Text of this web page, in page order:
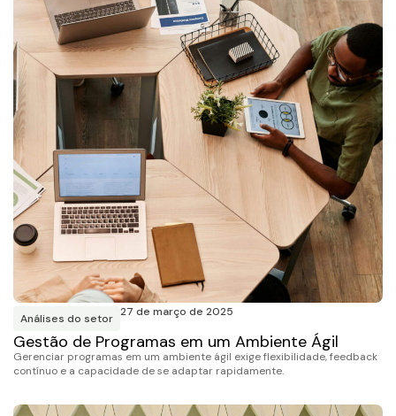
Análises do setor 27 de março de 2025
Gestão de Programas em um Ambiente Ágil
Gerenciar programas em um ambiente ágil exige flexibilidade, feedback
contínuo e a capacidade de se adaptar rapidamente.